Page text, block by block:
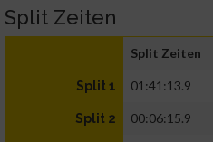
Split Zeiten
Split Zeiten
Split 1 01:41:13.9
Split 2 00:06:15.9